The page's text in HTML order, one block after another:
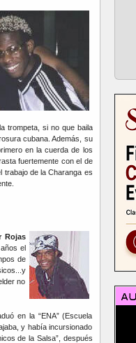
trompeta, si no que baila
cubana. Además, su
en la cuerda de los
fuertemente con el de
trabajo de la Charanga es
Rojas
el
de
no
en la “ENA” (Escuela
y había incursionado
de la Salsa”, después